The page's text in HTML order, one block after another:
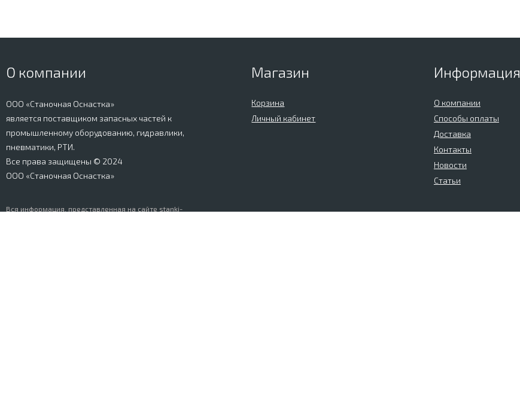
О компании
ООО «Станочная Оснастка»
является поставщиком запасных частей к
промышленному оборудованию, гидравлики,
пневматики, РТИ.
Все права защищены © 2024
ООО «Станочная Оснастка»
Вся информация, представленная на сайте stanki-
Магазин
Корзина
Личный кабинет
Информация
О компании
Способы оплаты
Доставка
Контакты
Новости
Статьи